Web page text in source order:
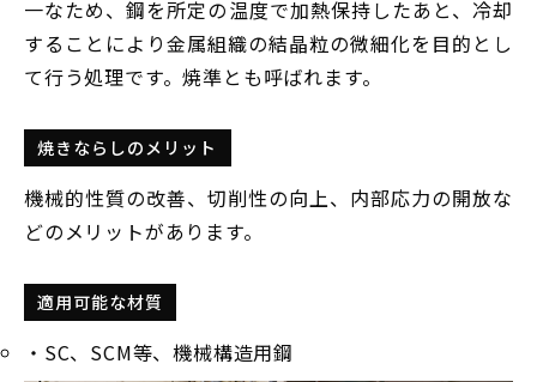
一なため、鋼を所定の温度で加熱保持したあと、冷却
することにより金属組織の結晶粒の微細化を目的とし
て行う処理です。焼準とも呼ばれます。
焼きならしのメリット
機械的性質の改善、切削性の向上、内部応力の開放な
どのメリットがあります。
適用可能な材質
・SC、SCM等、機械構造用鋼